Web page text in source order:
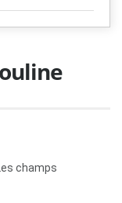
champs